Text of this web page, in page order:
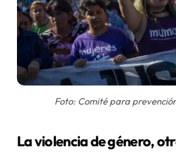
Foto: Comité para
La violencia de género,